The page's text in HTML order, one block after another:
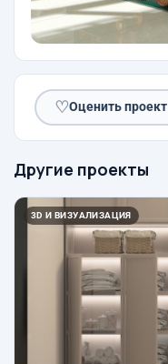
♡Оценить проект
Другие проекты
3D И ВИЗУАЛИЗАЦИЯ